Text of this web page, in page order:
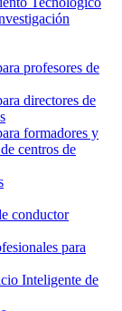
profesores de
directores de
formadores y
centros de
conductor
para
Inteligente de